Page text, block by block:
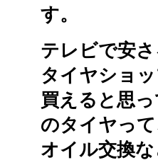
す。
テレビで安
タイヤショ
買えると思
のタイヤっ
オイル交換